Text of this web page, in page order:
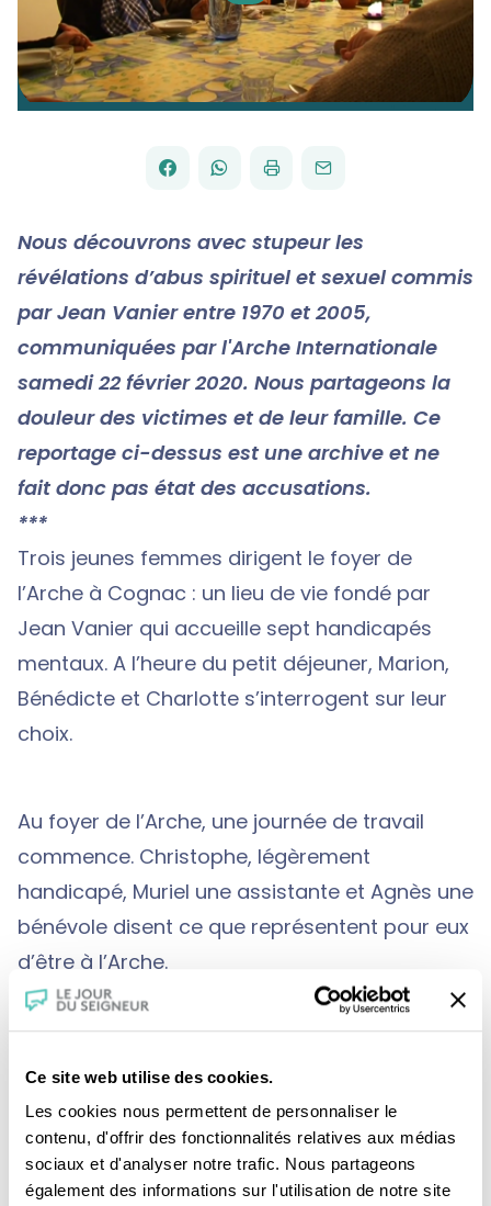
Ce site web utilise des cookies.
Les cookies nous permettent de personnaliser le
contenu, d'offrir des fonctionnalités relatives aux médias
sociaux et d'analyser notre trafic. Nous partageons
également des informations sur l'utilisation de notre site
PARTAGER
FACEBOOK
PARTAGER
WHATSAPP
IMPRIMERENVOYER
PAR
EMAIL
Nous découvrons avec stupeur les
révélations d’abus spirituel et sexuel commis
par Jean Vanier entre 1970 et 2005,
communiquées par l'Arche Internationale
samedi 22 février 2020. Nous partageons la
douleur des victimes et de leur famille. Ce
reportage ci-dessus est une archive et ne
fait donc pas état des accusations.
***
Trois jeunes femmes dirigent le foyer de
l’Arche à Cognac : un lieu de vie fondé par
Jean Vanier qui accueille sept handicapés
mentaux. A l’heure du petit déjeuner, Marion,
Bénédicte et Charlotte s’interrogent sur leur
choix.
Au foyer de l’Arche, une journée de travail
commence. Christophe, légèrement
handicapé, Muriel une assistante et Agnès une
bénévole disent ce que représentent pour eux
d’être à l’Arche.
comme aider des amis, dit la jeune volontaire.
A leur contact, les éducateurs apprennent
autant qu’ils enseignent.